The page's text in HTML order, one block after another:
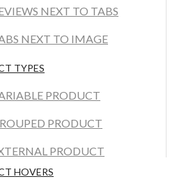
NEXT TO TABS
NEXT TO IMAGE
TYPES
PRODUCT
PRODUCT
PRODUCT
HOVERS